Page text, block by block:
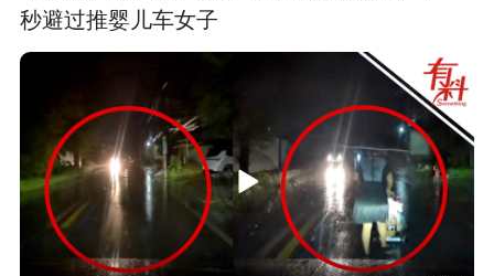
秒避过推婴儿车女子